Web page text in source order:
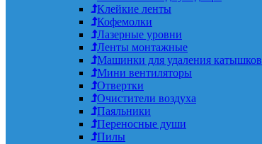
Клейкие ленты
Кофемолки
Лазерные уровни
Ленты монтажные
Машинки для удаления катышков
Мини вентиляторы
Отвертки
Очистители воздуха
Паяльники
Переносные души
Пилы